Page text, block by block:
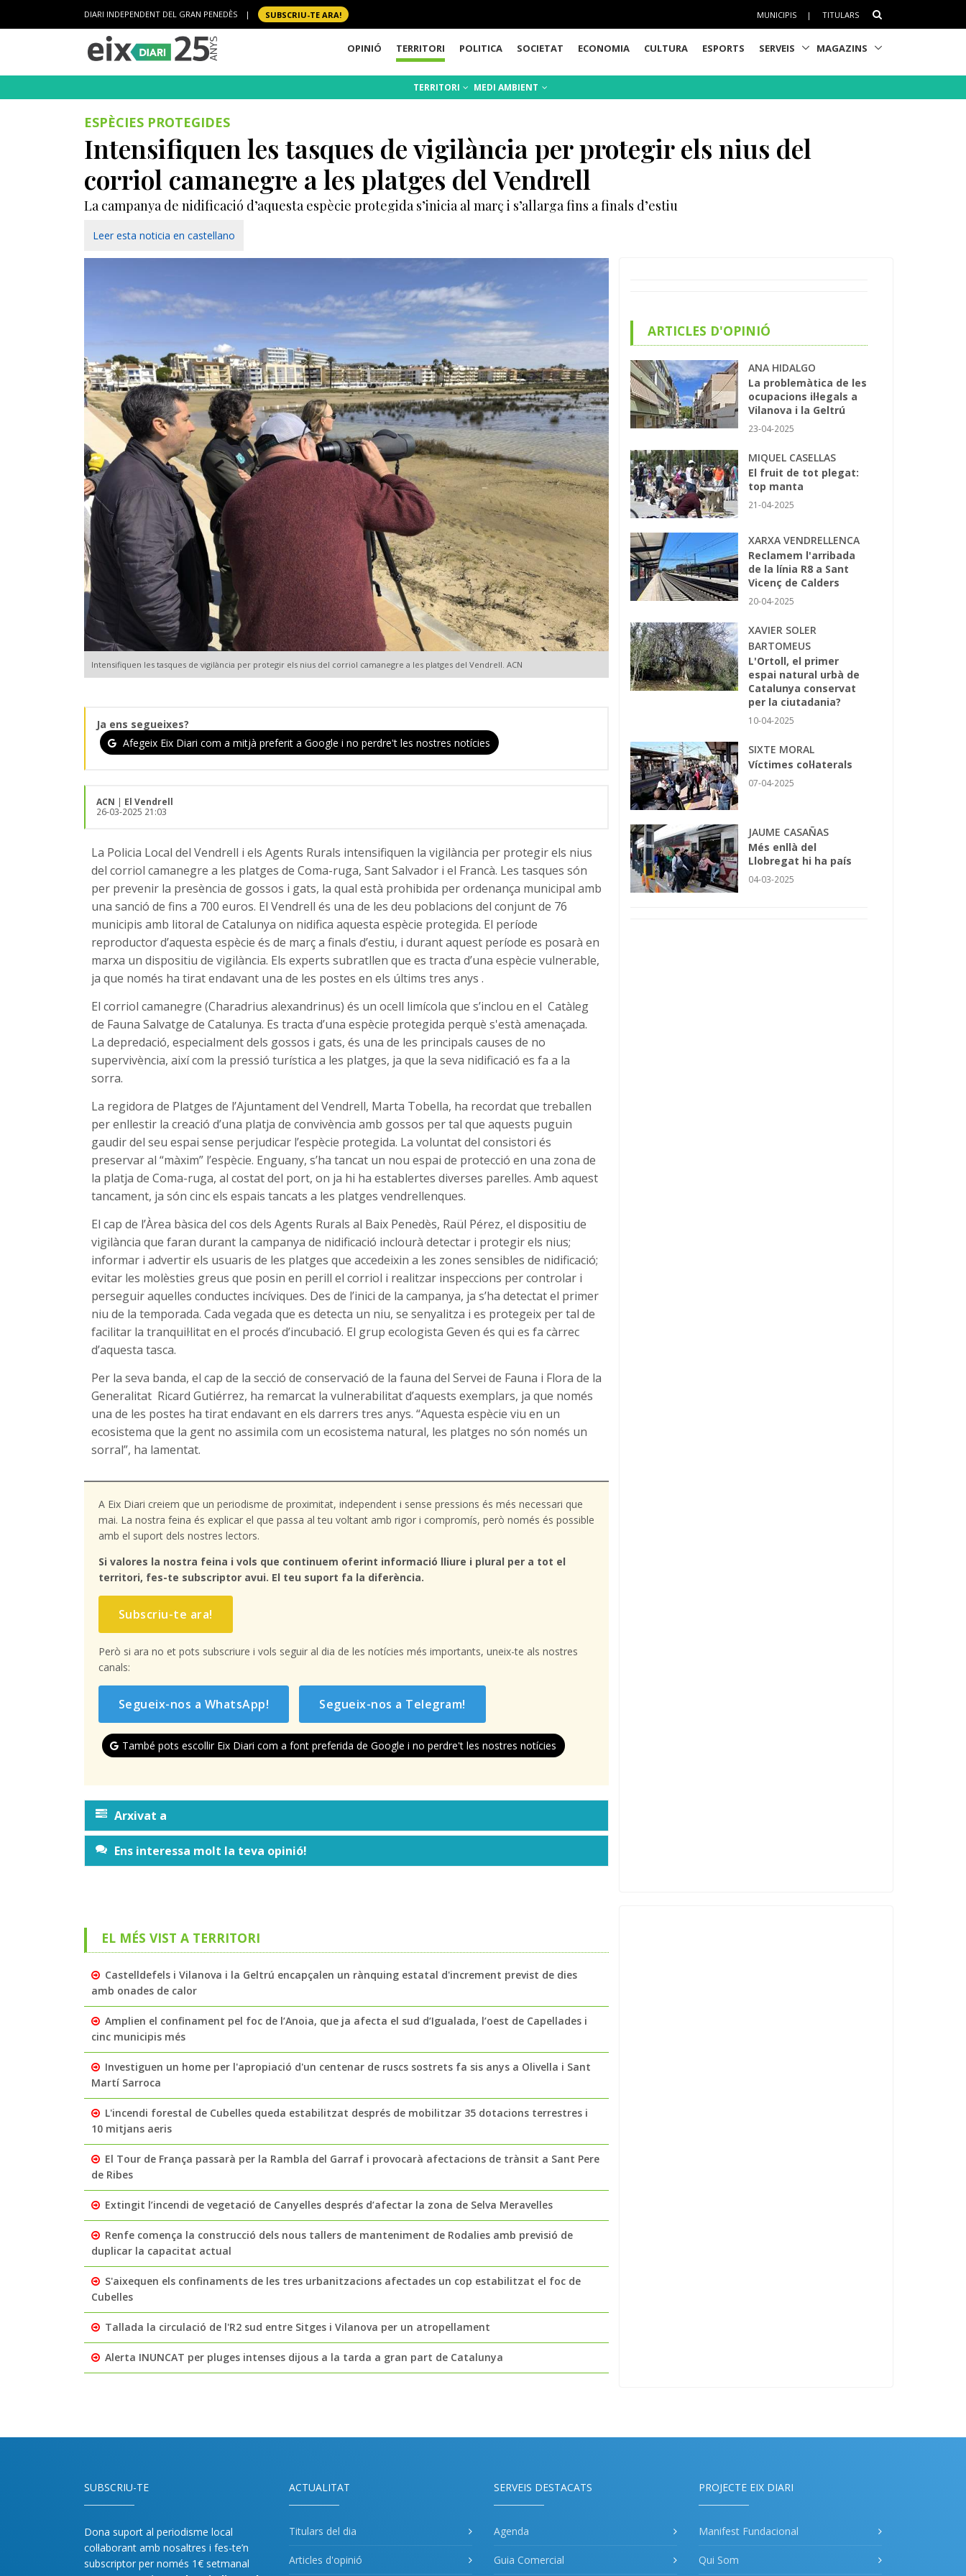
DIARI INDEPENDENT DEL GRAN PENEDÈS | SUBSCRIU-TE ARA! MUNICIPIS | TITULARS
OPINIÓ TERRITORI POLITICA SOCIETAT ECONOMIA CULTURA ESPORTS SERVEIS MAGAZINS
TERRITORI MEDI AMBIENT
ESPÈCIES PROTEGIDES
Intensifiquen les tasques de vigilància per protegir els nius del
corriol camanegre a les platges del Vendrell
La campanya de nidificació d’aquesta espècie protegida s’inicia al març i s’allarga fins a finals d’estiu
Leer esta noticia en castellano
Intensifiquen les tasques de vigilància per protegir els nius del corriol camanegre a les platges del Vendrell. ACN
Ja ens segueixes?
Afegeix Eix Diari com a mitjà preferit a Google i no perdre't les nostres notícies
ACN | El Vendrell
26-03-2025 21:03
La Policia Local del Vendrell i els Agents Rurals intensifiquen la vigilància per protegir els nius
del corriol camanegre a les platges de Coma-ruga, Sant Salvador i el Francà. Les tasques són
per prevenir la presència de gossos i gats, la qual està prohibida per ordenança municipal amb
una sanció de fins a 700 euros. El Vendrell és una de les deu poblacions del conjunt de 76
municipis amb litoral de Catalunya on nidifica aquesta espècie protegida. El període
reproductor d’aquesta espècie és de març a finals d’estiu, i durant aquest període es posarà en
marxa un dispositiu de vigilància. Els experts subratllen que es tracta d’una espècie vulnerable,
ja que només ha tirat endavant una de les postes en els últims tres anys .
El corriol camanegre (Charadrius alexandrinus) és un ocell limícola que s’inclou en el Catàleg
de Fauna Salvatge de Catalunya. Es tracta d’una espècie protegida perquè s'està amenaçada.
La depredació, especialment dels gossos i gats, és una de les principals causes de no
supervivència, així com la pressió turística a les platges, ja que la seva nidificació es fa a la
sorra.
La regidora de Platges de l’Ajuntament del Vendrell, Marta Tobella, ha recordat que treballen
per enllestir la creació d’una platja de convivència amb gossos per tal que aquests puguin
gaudir del seu espai sense perjudicar l’espècie protegida. La voluntat del consistori és
preservar al “màxim” l’espècie. Enguany, s’ha tancat un nou espai de protecció en una zona de
la platja de Coma-ruga, al costat del port, on ja hi ha establertes diverses parelles. Amb aquest
tancament, ja són cinc els espais tancats a les platges vendrellenques.
El cap de l’Àrea bàsica del cos dels Agents Rurals al Baix Penedès, Raül Pérez, el dispositiu de
vigilància que faran durant la campanya de nidificació inclourà detectar i protegir els nius;
informar i advertir els usuaris de les platges que accedeixin a les zones sensibles de nidificació;
evitar les molèsties greus que posin en perill el corriol i realitzar inspeccions per controlar i
perseguir aquelles conductes incíviques. Des de l’inici de la campanya, ja s’ha detectat el primer
niu de la temporada. Cada vegada que es detecta un niu, se senyalitza i es protegeix per tal de
facilitar la tranquil·litat en el procés d’incubació. El grup ecologista Geven és qui es fa càrrec
d’aquesta tasca.
Per la seva banda, el cap de la secció de conservació de la fauna del Servei de Fauna i Flora de la
Generalitat Ricard Gutiérrez, ha remarcat la vulnerabilitat d’aquests exemplars, ja que només
una de les postes ha tirat endavant en els darrers tres anys. “Aquesta espècie viu en un
ecosistema que la gent no assimila com un ecosistema natural, les platges no són només un
sorral”, ha lamentat.
A Eix Diari creiem que un periodisme de proximitat, independent i sense pressions és més necessari que
mai. La nostra feina és explicar el que passa al teu voltant amb rigor i compromís, però només és possible
amb el suport dels nostres lectors.
Si valores la nostra feina i vols que continuem oferint informació lliure i plural per a tot el
territori, fes-te subscriptor avui. El teu suport fa la diferència.
Subscriu-te ara!
Però si ara no et pots subscriure i vols seguir al dia de les notícies més importants, uneix-te als nostres
canals:
Segueix-nos a WhatsApp! Segueix-nos a Telegram!
També pots escollir Eix Diari com a font preferida de Google i no perdre't les nostres notícies
Arxivat a
Ens interessa molt la teva opinió!
ARTICLES D'OPINIÓ
ANA HIDALGO
La problemàtica de les
ocupacions il·legals a
Vilanova i la Geltrú
23-04-2025
MIQUEL CASELLAS
El fruit de tot plegat:
top manta
21-04-2025
XARXA VENDRELLENCA
Reclamem l'arribada
de la línia R8 a Sant
Vicenç de Calders
20-04-2025
XAVIER SOLER
BARTOMEUS
L'Ortoll, el primer
espai natural urbà de
Catalunya conservat
per la ciutadania?
10-04-2025
SIXTE MORAL
Víctimes col·laterals
07-04-2025
JAUME CASAÑAS
Més enllà del
Llobregat hi ha país
04-03-2025
EL MÉS VIST A TERRITORI
Castelldefels i Vilanova i la Geltrú encapçalen un rànquing estatal d'increment previst de dies
amb onades de calor
Amplien el confinament pel foc de l’Anoia, que ja afecta el sud d’Igualada, l’oest de Capellades i
cinc municipis més
Investiguen un home per l'apropiació d'un centenar de ruscs sostrets fa sis anys a Olivella i Sant
Martí Sarroca
L'incendi forestal de Cubelles queda estabilitzat després de mobilitzar 35 dotacions terrestres i
10 mitjans aeris
El Tour de França passarà per la Rambla del Garraf i provocarà afectacions de trànsit a Sant Pere
de Ribes
Extingit l’incendi de vegetació de Canyelles després d’afectar la zona de Selva Meravelles
Renfe comença la construcció dels nous tallers de manteniment de Rodalies amb previsió de
duplicar la capacitat actual
S'aixequen els confinaments de les tres urbanitzacions afectades un cop estabilitzat el foc de
Cubelles
Tallada la circulació de l'R2 sud entre Sitges i Vilanova per un atropellament
Alerta INUNCAT per pluges intenses dijous a la tarda a gran part de Catalunya
SUBSCRIU-TE
Dona suport al periodisme local
col·laborant amb nosaltres i fes-te’n
subscriptor per només 1€ setmanal
ACTUALITAT
Titulars del dia
Articles d'opinió
SERVEIS DESTACATS
Agenda
Guia Comercial
PROJECTE EIX DIARI
Manifest Fundacional
Qui Som